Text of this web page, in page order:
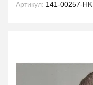
Артикул: 141-00257-HK